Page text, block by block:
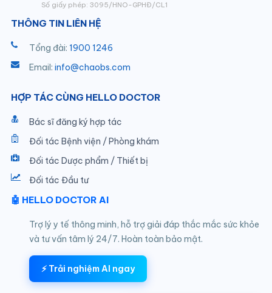
Số giấy phép: 3095/HNO-GPHĐ/CL1
THÔNG TIN LIÊN HỆ
Tổng đài: 1900 1246
Email: info@chaobs.com
HỢP TÁC CÙNG HELLO DOCTOR
Bác sĩ đăng ký hợp tác
Đối tác Bệnh viện / Phòng khám
Đối tác Dược phẩm / Thiết bị
Đối tác Đầu tư
🤖 HELLO DOCTOR AI
Trợ lý y tế thông minh, hỗ trợ giải đáp thắc mắc sức khỏe
và tư vấn tâm lý 24/7. Hoàn toàn bảo mật.
⚡ Trải nghiệm AI ngay